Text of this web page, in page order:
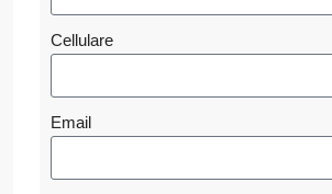
Cellulare
Email